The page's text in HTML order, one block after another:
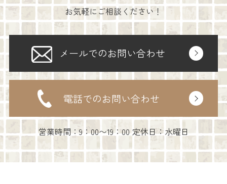
お気軽にご相談ください！
メールでのお問い合わせ
電話でのお問い合わせ
営業時間：9：00〜19：00 定休日：水曜日